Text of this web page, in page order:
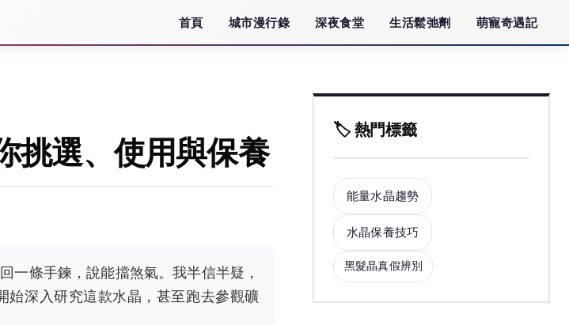
首頁 城市漫行錄 深夜食堂 生活鬆弛劑 萌寵奇遇記
挑選、使用與保養
一條手鍊，說能擋煞氣。我半信半疑，
始深入研究這款水晶，甚至跑去參觀礦
🏷️ 熱門標籤
能量水晶趨勢
水晶保養技巧
黑髮晶真假辨別